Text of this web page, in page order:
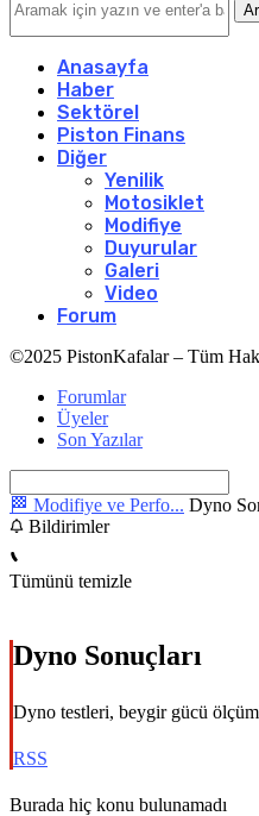
Anasayfa
Haber
Sektörel
Piston Finans
Diğer
Yenilik
Motosiklet
Modifiye
Duyurular
Galeri
Video
Forum
©2025 PistonKafalar – Tüm
Forumlar
Üyeler
Son Yazılar
🏁 Modifiye ve Perfo... Dyno
Bildirimler
Tümünü temizle
Dyno Sonuçları
Dyno testleri, beygir gücü
RSS
Burada hiç konu bulunamadı